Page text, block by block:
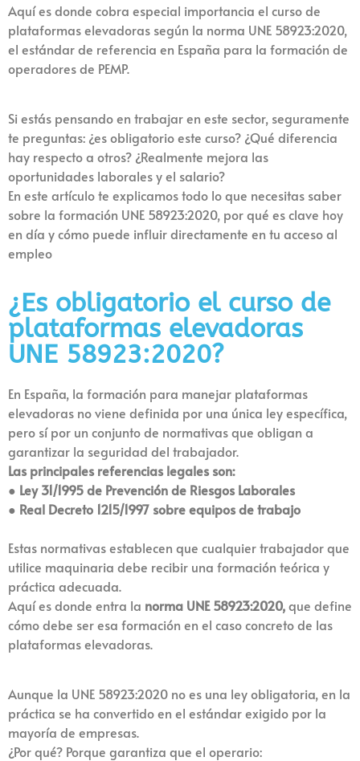
Aquí es donde cobra especial importancia el curso de
plataformas elevadoras según la norma UNE 58923:2020,
el estándar de referencia en España para la formación de
operadores de PEMP.
Si estás pensando en trabajar en este sector, seguramente
te preguntas: ¿es obligatorio este curso? ¿Qué diferencia
hay respecto a otros? ¿Realmente mejora las
oportunidades laborales y el salario?
En este artículo te explicamos todo lo que necesitas saber
sobre la formación UNE 58923:2020, por qué es clave hoy
en día y cómo puede influir directamente en tu acceso al
empleo
¿Es obligatorio el curso de
plataformas elevadoras
UNE 58923:2020?
En España, la formación para manejar plataformas
elevadoras no viene definida por una única ley específica,
pero sí por un conjunto de normativas que obligan a
garantizar la seguridad del trabajador.
Las principales referencias legales son:
● Ley 31/1995 de Prevención de Riesgos Laborales
● Real Decreto 1215/1997 sobre equipos de trabajo
Estas normativas establecen que cualquier trabajador que
utilice maquinaria debe recibir una formación teórica y
práctica adecuada.
Aquí es donde entra la norma UNE 58923:2020,que define
cómo debe ser esa formación en el caso concreto de las
plataformas elevadoras.
Aunque la UNE 58923:2020 no es una ley obligatoria, en la
práctica se ha convertido en el estándar exigido por la
mayoría de empresas.
¿Por qué? Porque garantiza que el operario: